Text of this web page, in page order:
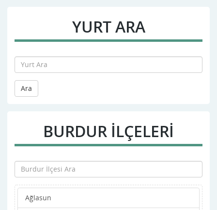
YURT ARA
Ara
BURDUR İLÇELERİ
Ağlasun